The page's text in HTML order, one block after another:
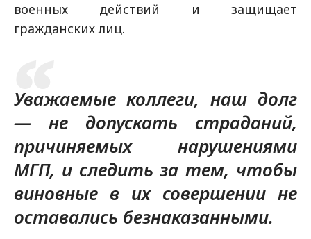
военных действий и защищает
гражданских лиц.
Уважаемые коллеги, наш долг
— не допускать страданий,
причиняемых нарушениями
МГП, и следить за тем, чтобы
виновные в их совершении не
оставались безнаказанными.